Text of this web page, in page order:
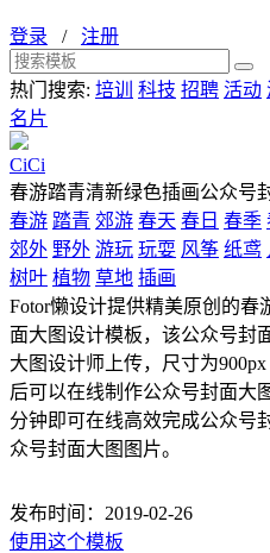
登录 / 注册
热门搜索: 培训 科技 招聘 活动
名片
CiCi
春游踏青清新绿色插画公众号
春游 踏青 郊游 春天 春日 春季
郊外 野外 游玩 玩耍 风筝 纸鸢
树叶 植物 草地 插画
Fotor懒设计提供精美原创的
面大图设计模板，该公众号封
大图设计师上传，尺寸为
后可以在线制作公众号封面大
分钟即可在线高效完成公众号
众号封面大图图片。
发布时间：2019-02-26
使用这个模板